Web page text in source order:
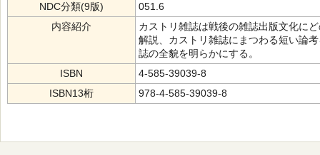
NDC分類(9版)
051.6
内容紹介
カストリ雑誌は戦後の雑誌出版文化に
解説、カストリ雑誌にまつわる短い論
誌の全貌を明らかにする。
ISBN
4-585-39039-8
ISBN13桁
978-4-585-39039-8